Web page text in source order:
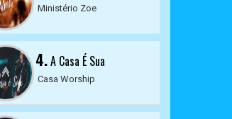
Ministério Zoe
4.A Casa É Sua
Casa Worship